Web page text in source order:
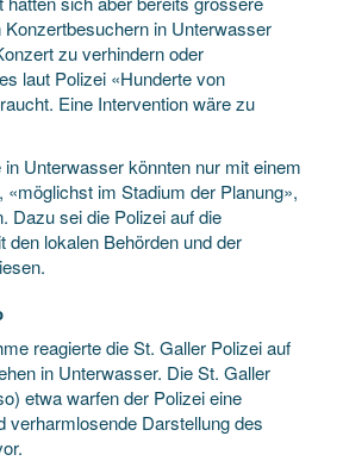
in Unterwasser
zu verhindern oder
laut Polizei «Hunderte von
Eine Intervention wäre zu
Unterwasser könnten nur mit einem
«möglichst im Stadium der Planung»,
Dazu sei die Polizei auf die
den lokalen Behörden und der
reagierte die St. Galler Polizei auf
in Unterwasser. Die St. Galler
etwa warfen der Polizei eine
verharmlosende Darstellung des